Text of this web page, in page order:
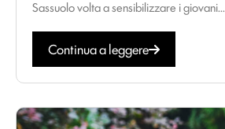
Sassuolo volta a sensibilizzare i giovani...
Continua a leggere